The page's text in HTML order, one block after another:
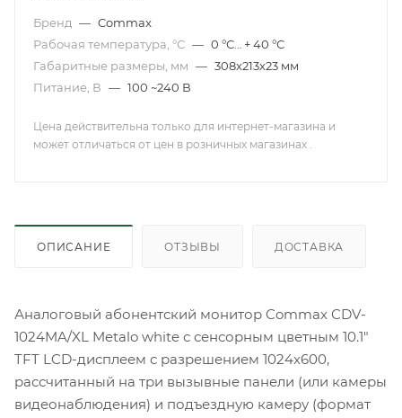
Бренд — Commax
Рабочая температура, °С — 0 °С… + 40 °С
Габаритные размеры, мм — 308x213x23 мм
Питание, В — 100 ~240 В
Цена действительна только для интернет-магазина и
может отличаться от цен в розничных магазинах .
ОПИСАНИЕ ОТЗЫВЫ ДОСТАВКА
Аналоговый абонентский монитор Commax CDV-
1024MA/XL Metalo white с сенсорным цветным 10.1"
TFT LCD-дисплеем с разрешением 1024x600,
рассчитанный на три вызывные панели (или камеры
видеонаблюдения) и подъездную камеру (формат